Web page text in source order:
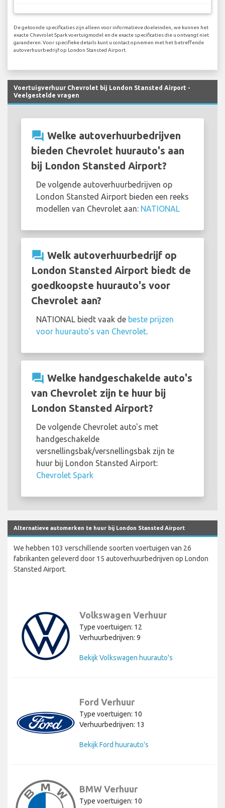
De getoonde specificaties zijn alleen voor informatieve doeleinden, we kunnen het
exacte Chevrolet Spark voertuigmodel en de exacte specificaties die u ontvangt niet
garanderen. Voor specifieke details kunt u contact opnemen met het betreffende
autoverhuurbedrijf op London Stansted Airport.
Voertuigverhuur Chevrolet bij London Stansted Airport -
Veelgestelde vragen
question_answer Welke autoverhuurbedrijven
bieden Chevrolet huurauto's aan
bij London Stansted Airport?
De volgende autoverhuurbedrijven op
London Stansted Airport bieden een reeks
modellen van Chevrolet aan: NATIONAL
question_answer Welk autoverhuurbedrijf op
London Stansted Airport biedt de
goedkoopste huurauto's voor
Chevrolet aan?
NATIONAL biedt vaak de beste prijzen
voor huurauto's van Chevrolet
question_answer Welke handgeschakelde auto's
van Chevrolet zijn te huur bij
London Stansted Airport?
De volgende Chevrolet auto's met
handgeschakelde
versnellingsbak/versnellingsbak zijn te
huur bij London Stansted Airport:
Chevrolet Spark
Alternatieve automerken te huur bij London Stansted Airport
We hebben 103 verschillende soorten voertuigen van 26
fabrikanten geleverd door 15 autoverhuurbedrijven op London
Stansted Airport.
Volkswagen Verhuur
Type voertuigen: 12
Verhuurbedrijven: 9
Bekijk Volkswagen huurauto's
Ford Verhuur
Type voertuigen: 10
Verhuurbedrijven: 13
Bekijk Ford huurauto's
BMW Verhuur
Type voertuigen: 10